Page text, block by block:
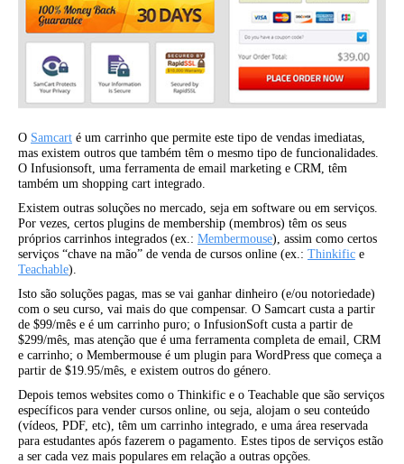
O Samcart é um carrinho que permite este tipo de vendas imediatas,
mas existem outros que também têm o mesmo tipo de funcionalidades.
O Infusionsoft, uma ferramenta de email marketing e CRM, têm
também um shopping cart integrado.
Existem outras soluções no mercado, seja em software ou em serviços.
Por vezes, certos plugins de membership (membros) têm os seus
próprios carrinhos integrados (ex.: Membermouse), assim como certos
serviços “chave na mão” de venda de cursos online (ex.: Thinkific e
Teachable).
Isto são soluções pagas, mas se vai ganhar dinheiro (e/ou notoriedade)
com o seu curso, vai mais do que compensar. O Samcart custa a partir
de $99/mês e é um carrinho puro; o InfusionSoft custa a partir de
$299/mês, mas atenção que é uma ferramenta completa de email, CRM
e carrinho; o Membermouse é um plugin para WordPress que começa a
partir de $19.95/mês, e existem outros do género.
Depois temos websites como o Thinkific e o Teachable que são serviços
específicos para vender cursos online, ou seja, alojam o seu conteúdo
(vídeos, PDF, etc), têm um carrinho integrado, e uma área reservada
para estudantes após fazerem o pagamento. Estes tipos de serviços estão
a ser cada vez mais populares em relação a outras opções.